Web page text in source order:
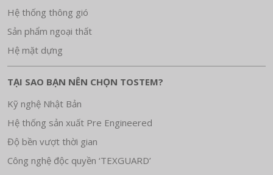
Hệ thống thông gió
Sản phẩm ngoại thất
Hệ mặt dựng
TẠI SAO BẠN NÊN CHỌN TOSTEM?
Kỹ nghệ Nhật Bản
Hệ thống sản xuất Pre Engineered
Độ bền vượt thời gian
Công nghệ độc quyền ‘TEXGUARD’